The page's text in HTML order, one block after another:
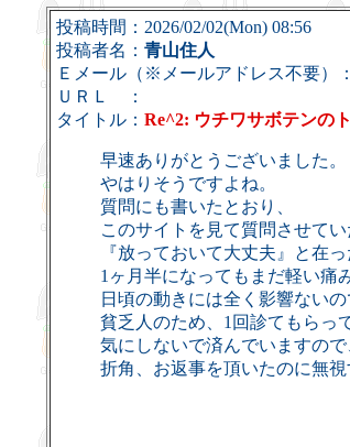
投稿時間：2026/02/02(Mon) 08:56
投稿者名： 青山住人
Ｅメール（※メールアドレス不要）：
ＵＲＬ ：
タイトル： Re^2: ウチワサボテンの
早速ありがとうございました。
やはりそうですよね。
質問にも書いたとおり、
このサイトを見て質問させてい
『放っておいて大丈夫』と在っ
1ヶ月半になってもまだ軽い痛
日頃の動きには全く影響ないの
貧乏人のため、1回診てもらっ
気にしないで済んでいますの
折角、お返事を頂いたのに無